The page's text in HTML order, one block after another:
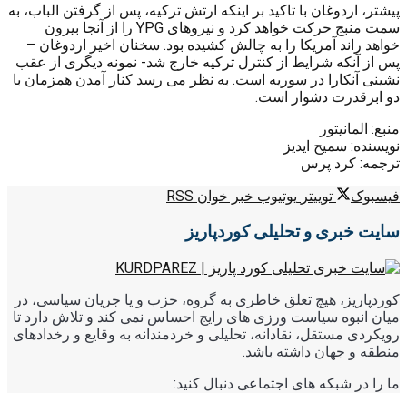
پیشتر، اردوغان با تاکید بر اینکه ارتش ترکیه، پس از گرفتن الباب، به
سمت منبج حرکت خواهد کرد و نیروهای YPG را از آنجا بیرون
خواهد راند آمریکا را به چالش کشیده بود. سخنان اخیر اردوغان –
پس از آنکه شرایط از کنترل ترکیه خارج شد- نمونه دیگری از عقب
نشینی آنکارا در سوریه است. به نظر می رسد کنار آمدن همزمان با
دو ابرقدرت دشوار است.
منبع: المانیتور
نویسنده: سمیح ایدیز
ترجمه: کرد پرس
فیسبوک
توییتر یوتیوب خبر خوان RSS
سایت خبری و تحلیلی کوردپاریز
کوردپاریز، هیچ تعلق خاطری به گروه، حزب و یا جریان سیاسی، در
میان انبوه سیاست ورزی های رایج احساس نمی کند و تلاش دارد تا
رویکردی مستقل، نقادانه، تحلیلی و خردمندانه به وقایع و رخدادهای
منطقه و جهان داشته باشد.
ما را در شبکه های اجتماعی دنبال کنید: